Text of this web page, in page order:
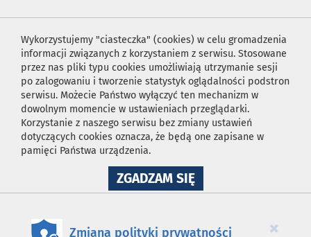
Wykorzystujemy "ciasteczka" (cookies) w celu gromadzenia
informacji związanych z korzystaniem z serwisu. Stosowane
przez nas pliki typu cookies umożliwiają utrzymanie sesji
po zalogowaniu i tworzenie statystyk oglądalności podstron
serwisu. Możecie Państwo wyłączyć ten mechanizm w
dowolnym momencie w ustawieniach przeglądarki.
Korzystanie z naszego serwisu bez zmiany ustawień
dotyczących cookies oznacza, że będą one zapisane w
pamięci Państwa urządzenia.
ZGADZAM SIĘNA
WYKORZYSTANIE
×
Zmiana polityki prywatności